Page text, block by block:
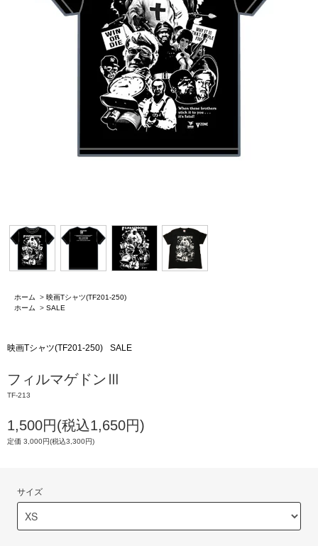
ホーム > 映画Tシャツ(TF201-250)
ホーム
> SALE
映画Tシャツ(TF201-250) SALE
フィルマゲドンⅢ
TF-213
1,500円(税込1,650円)
定価 3,000円(税込3,300円)
サイズ